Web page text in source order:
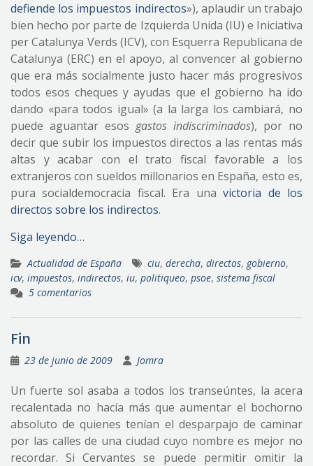
defiende los impuestos indirectos»), aplaudir un trabajo
bien hecho por parte de Izquierda Unida (IU) e Iniciativa
per Catalunya Verds (ICV), con Esquerra Republicana de
Catalunya (ERC) en el apoyo, al convencer al gobierno
que era más socialmente justo hacer más progresivos
todos esos cheques y ayudas que el gobierno ha ido
dando «para todos igual» (a la larga los cambiará, no
puede aguantar esos gastos indiscriminados), por no
decir que subir los impuestos directos a las rentas más
altas y acabar con el trato fiscal favorable a los
extranjeros con sueldos millonarios en España, esto es,
pura socialdemocracia fiscal. Era unavictoria de los
directos sobre los indirectos.
Siga leyendo…
Actualidad de España ciu, derecha, directos, gobierno,
icv, impuestos, indirectos, iu, politiqueo, psoe, sistema fiscal
5 comentarios
Fin
23 de junio de 2009 Jomra
Un fuerte sol asaba a todos los transeúntes, la acera
recalentada no hacía más que aumentar el bochorno
absoluto de quienes tenían el desparpajo de caminar
por las calles de una ciudad cuyo nombre es mejor no
recordar. Si Cervantes se puede permitir omitir la